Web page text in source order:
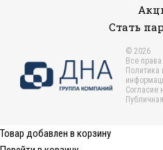
© 2026
Все
Политика
Согласие
Стать
Товар добавлен в корзину